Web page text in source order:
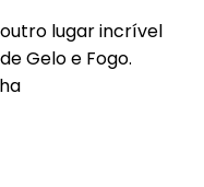
lugar incrível
Gelo e Fogo.